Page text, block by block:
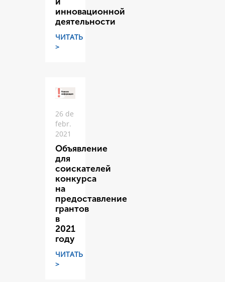
инновационной
деятельности
ЧИТАТЬ
>
26 de
febr.
2021
Объявление
для
соискателей
конкурса
на
предоставление
грантов
в
2021
году
ЧИТАТЬ
>